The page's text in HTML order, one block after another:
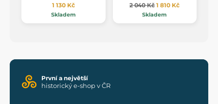
1 130 Kč
Skladem
2 040 Kč 1 810 Kč
Skladem
První a největší
historický e-shop v ČR